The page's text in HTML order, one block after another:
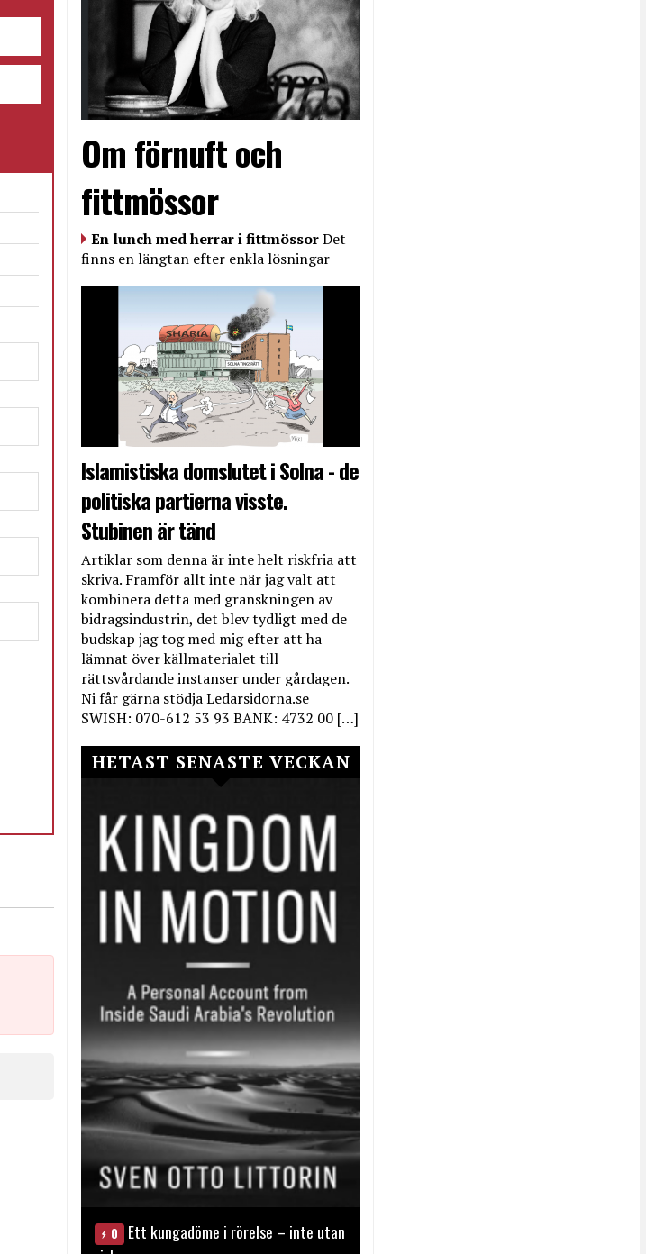
Om förnuft och
fittmössor
En lunch med herrar i fittmössorDet
finns en längtan efter enkla lösningar
Islamistiska domslutet i Solna - de
politiska partierna visste.
Stubinen är tänd
Artiklar som denna är inte helt riskfria att
skriva. Framför allt inte när jag valt att
kombinera detta med granskningen av
bidragsindustrin, det blev tydligt med de
budskap jag tog med mig efter att ha
lämnat över källmaterialet till
rättsvårdande instanser under gårdagen.
Ni får gärna stödja Ledarsidorna.se
SWISH: 070-612 53 93 BANK: 4732 00 […]
HETAST SENASTE VECKAN
0
Ett kungadöme i rörelse – inte utan